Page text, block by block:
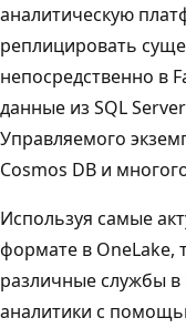
аналитическую
реплицировать
непосредственно в
данные из SQL
Управляемого
Cosmos DB и
Используя самые
формате в OneLake,
различные службы в
аналитики с